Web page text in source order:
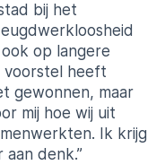
bij het
op langere
voorstel heeft
gewonnen, maar
mij hoe wij uit
Ik krijg
denk.”